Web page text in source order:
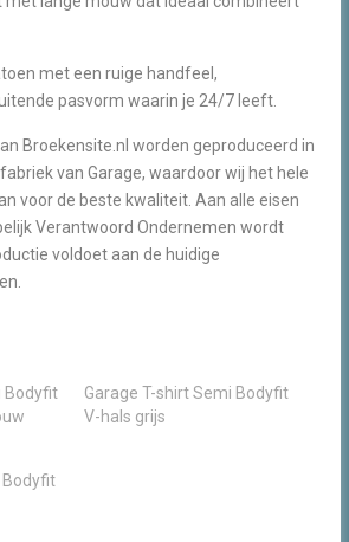
met een ruige handfeel,
pasvorm waarin je 24/7 leeft.
Broekensite.nl worden geproduceerd in
van Garage, waardoor wij het hele
voor de beste kwaliteit. Aan alle eisen
Verantwoord Ondernemen wordt
voldoet aan de huidige
Bodyfit
Garage T-shirt Semi Bodyfit
V-hals grijs
Bodyfit